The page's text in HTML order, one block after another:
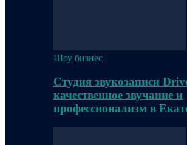
Шоу бизнес
Студия звукозаписи
качественное звучание и
профессионализм в